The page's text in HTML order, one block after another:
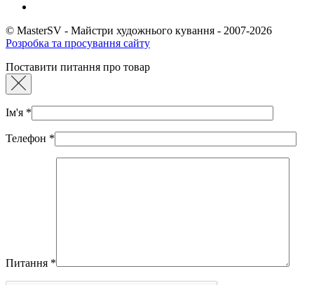
© MasterSV - Майстри художнього кування - 2007-2026
Розробка та просування сайту
Поставити питання про товар
Ім'я *
Телефон *
Питання *